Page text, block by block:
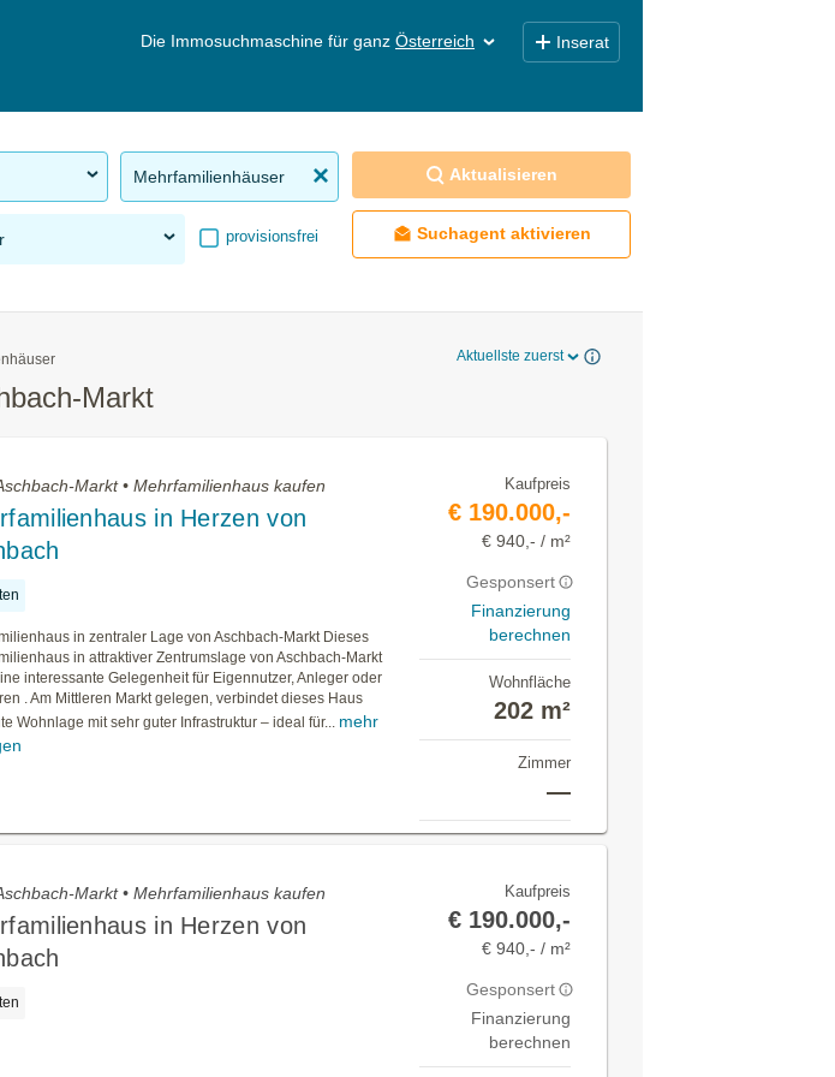
Die Immosuchmaschine für ganz Österreich Inserat
Mehrfamilienhäuser
provisionsfrei
Aktualisieren
Suchagent aktivieren
Aktuellste zuerst
Markt
Markt • Mehrfamilienhaus kaufen
in Herzen von
in zentraler Lage von Aschbach-Markt Dieses
in attraktiver Zentrumslage von Aschbach-Markt
interessante Gelegenheit für Eigennutzer, Anleger oder
. Am Mittleren Markt gelegen, verbindet dieses Haus
Wohnlage mit sehr guter Infrastruktur – ideal für... mehr
Kaufpreis
€ 190.000,-
€ 940,- / m²
Gesponsert
Finanzierung
berechnen
Wohnfläche
202 m²
Zimmer
—
Markt • Mehrfamilienhaus kaufen
in Herzen von
Kaufpreis
€ 190.000,-
€ 940,- / m²
Gesponsert
Finanzierung
berechnen